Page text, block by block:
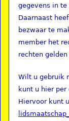
gegevens in
Daarnaast
bezwaar te
member het
rechten
Wilt u gebruik
kunt u hier
Hiervoor kunt